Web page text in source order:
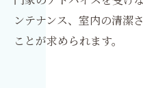
ンテナンス、室内の清潔
ことが求められます。